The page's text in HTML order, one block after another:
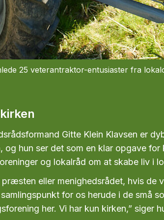
25 veterantraktor-entusiaster fra
Gitte Klein Klavsen er
og hun ser det som en klar opgave for
og lokalråd om at skabe liv i
præsten eller menighedsrådet, hvis de
for os herude i de små
her. Vi har kun kirken,” siger